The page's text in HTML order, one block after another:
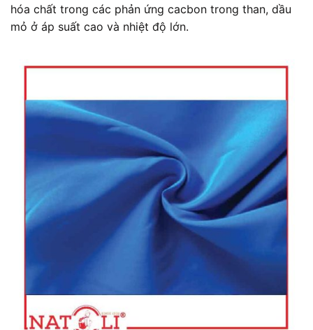
hóa chất trong các phản ứng cacbon trong than, dầu
mỏ ở áp suất cao và nhiệt độ lớn.